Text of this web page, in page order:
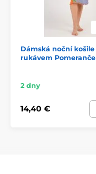
Dámská noční
rukávem
2 dny
14,40 €